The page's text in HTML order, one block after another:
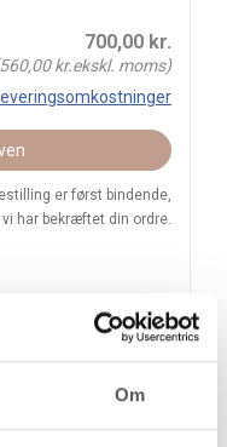
Om
700,00 kr.
560,00kr.ekskl. moms)
Leveringsomkostninger
er først bindende,
vi har bekræftet din ordre.